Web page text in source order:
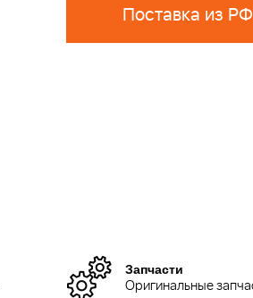
Запчасти
Оригинальные